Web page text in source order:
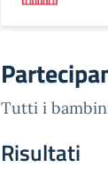
Tutti i
Risultati